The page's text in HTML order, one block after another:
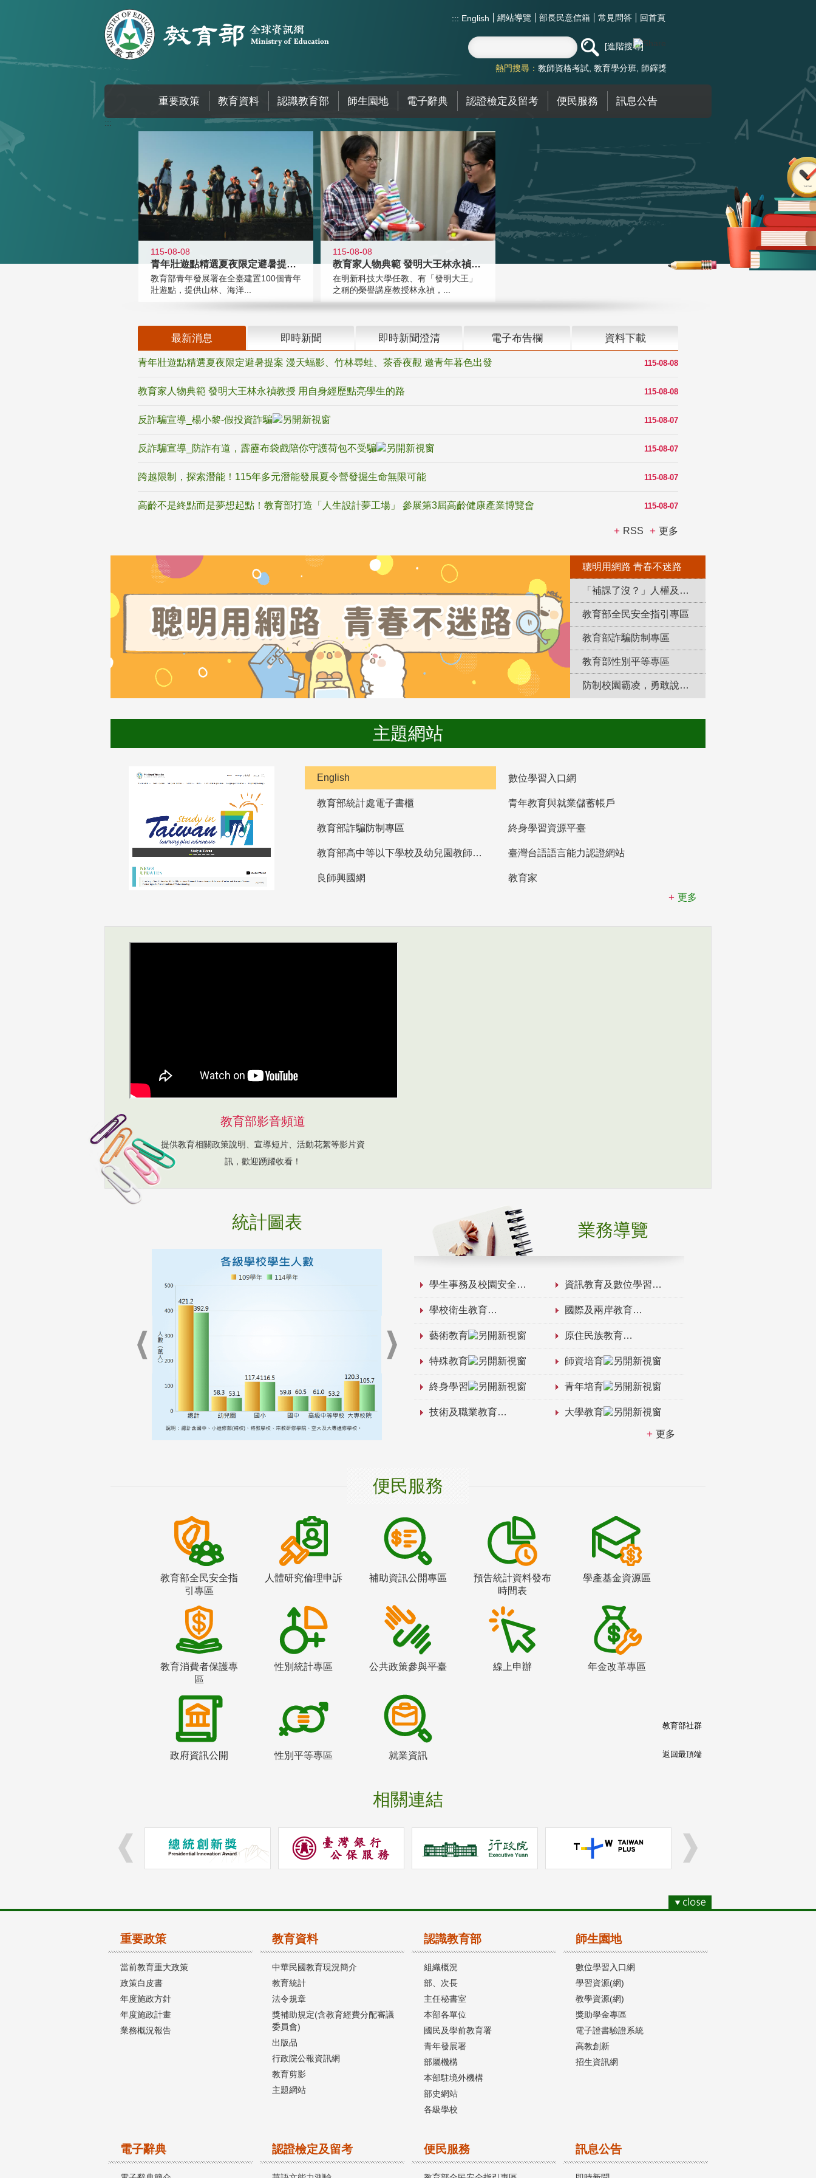
::: English 網站導覽 部長民意信箱 常見問答 回首頁
進階搜尋
熱門搜尋： 教師資格考試 教育學分班 師鐸獎
重要政策 教育資料 認識教育部 師生園地 電子辭典 認證檢定及留考 便民服務 訊息公告
:::
115-08-08
青年壯遊點精選夏夜限定避暑提案 漫
教育部青年發展署在全臺建置100個青年
壯遊點，提供山林、海洋...
115-08-08
教育家人物典範 發明大王林永禎教授
在明新科技大學任教、有「發明大王」
之稱的榮譽講座教授林永禎，...
最新消息 即時新聞 即時新聞澄清 電子布告欄 資料下載
115-08-08
青年壯遊點精選夏夜限定避暑提案 漫天蝠影、竹林尋蛙、茶香夜觀 邀青年暮色出發
115-08-08
教育家人物典範 發明大王林永禎教授 用自身經歷點亮學生的路
115-08-07
反詐騙宣導_楊小黎-假投資詐騙
115-08-07
反詐騙宣導_防詐有道，霹靂布袋戲陪你守護荷包不受騙
115-08-07
跨越限制，探索潛能！115年多元潛能發展夏令營發掘生命無限可能
115-08-07
高齡不是終點而是夢想起點！教育部打造「人生設計夢工場」 參展第3屆高齡健康產業博覽會
RSS 更多
聰明用網路 青春不迷路
「補課了沒？」人權及轉型正義教育專區
教育部全民安全指引專區
教育部詐騙防制專區
教育部性別平等專區
防制校園霸凌，勇敢說出來！
主題網站
English 數位學習入口網
教育部統計處電子書櫃 青年教育與就業儲蓄帳戶
教育部詐騙防制專區 終身學習資源平臺
教育部高中等以下學校及幼兒園教師資格檢定考試 臺灣台語語言能力認證網站
良師興國網
教育家
更多
教育部影音頻道
提供教育相關政策說明、宣導短片、活動花絮等影片資
訊，歡迎踴躍收看！
統計圖表 業務導覽
學生事務及校園安全 資訊教育及數位學習
學校衛生教育 國際及兩岸教育
藝術教育 原住民族教育
特殊教育 師資培育
終身學習 青年培育
技術及職業教育 大學教育
更多
便民服務
教育部全民安全指
引專區
人體研究倫理申訴 補助資訊公開專區
預告統計資料發布
時間表
學產基金資源區
教育消費者保護專
區
性別統計專區 公共政策參與平臺 線上申辦 年金改革專區
政府資訊公開 性別平等專區 就業資訊
相關連結
教育部社群
返回最頂端
重要政策
當前教育重大政策
政策白皮書
年度施政方針
年度施政計畫
業務概況報告
教育資料
中華民國教育現況簡介
教育統計
法令規章
獎補助規定(含教育經費分配審議
委員會)
出版品
行政院公報資訊網
教育剪影
主題網站
認識教育部
組織概況
部、次長
主任秘書室
本部各單位
國民及學前教育署
青年發展署
部屬機構
本部駐境外機構
部史網站
各級學校
師生園地
數位學習入口網
學習資源(網)
教學資源(網)
獎助學金專區
電子證書驗證系統
高教創新
招生資訊網
電子辭典 認證檢定及留考 便民服務 訊息公告